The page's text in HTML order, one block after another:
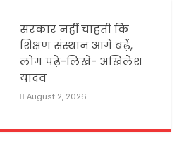
सरकार नहीं चाहती कि
शिक्षण संस्थान आगे बढ़ें,
लोग पढ़े-लिखे- अखिलेश
यादव
August 2, 2026